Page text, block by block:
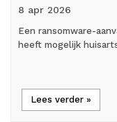
8 apr 2026
Een ransomware-
heeft mogelijk
Lees verder »